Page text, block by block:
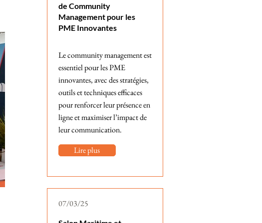
de Community
Management pour les
PME Innovantes
Le community management est
essentiel pour les PME
innovantes, avec des stratégies,
outils et techniques efficaces
pour renforcer leur présence en
ligne et maximiser l’impact de
leur communication.
Lire plus
07/03/25